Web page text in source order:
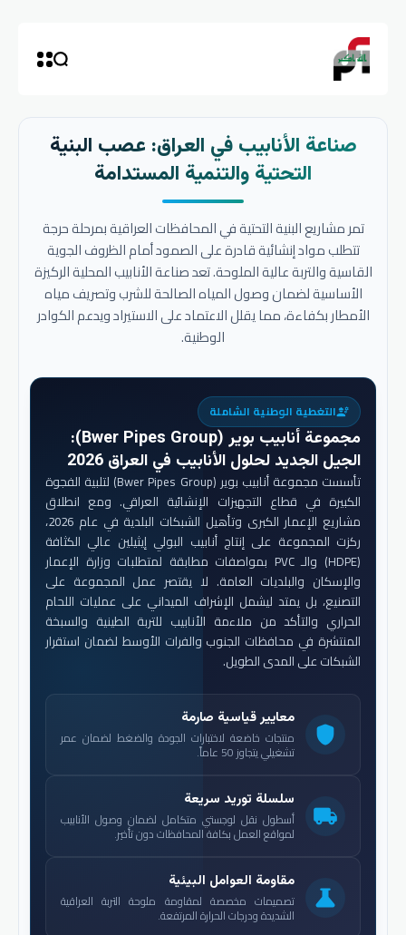
صناعة الأنابيب في العراق: عصب البنية
التحتية والتنمية المستدامة
تمر مشاريع البنية التحتية في المحافظات العراقية بمرحلة حرجة
تتطلب مواد إنشائية قادرة على الصمود أمام الظروف الجوية
القاسية والتربة عالية الملوحة. تعد صناعة الأنابيب المحلية الركيزة
الأساسية لضمان وصول المياه الصالحة للشرب وتصريف مياه
الأمطار بكفاءة، مما يقلل الاعتماد على الاستيراد ويدعم الكوادر
الوطنية.
engineeringالتغطية الوطنية الشاملة
مجموعة أنابيب بوير (Bwer Pipes Group)
:
الجيل الجديد لحلول الأنابيب في العراق 2026
تأسست مجموعة أنابيب بوير (Bwer Pipes Group) لتلبية الفجوة
الكبيرة في قطاع التجهيزات الإنشائية العراقي. ومع انطلاق
مشاريع الإعمار الكبرى وتأهيل الشبكات البلدية في عام 2026،
ركزت المجموعة على إنتاج أنابيب البولي إيثيلين عالي الكثافة
(HDPE) والـ PVC بمواصفات مطابقة لمتطلبات وزارة الإعمار
والإسكان والبلديات العامة. لا يقتصر عمل المجموعة على
التصنيع، بل يمتد ليشمل الإشراف الميداني على عمليات اللحام
الحراري والتأكد من ملاءمة الأنابيب للتربة الطينية والسبخة
المنتشرة في محافظات الجنوب والفرات الأوسط لضمان استقرار
الشبكات على المدى الطويل.
shield
معايير قياسية صارمة
منتجات خاضعة لاختبارات الجودة والضغط لضمان عمر
تشغيلي يتجاوز 50 عاماً.
local_shipping
سلسلة توريد سريعة
أسطول نقل لوجستي متكامل لضمان وصول الأنابيب
لمواقع العمل بكافة المحافظات دون تأخير.
science
مقاومة العوامل البيئية
تصميمات مخصصة لمقاومة ملوحة التربة العراقية
الشديدة ودرجات الحرارة المرتفعة.